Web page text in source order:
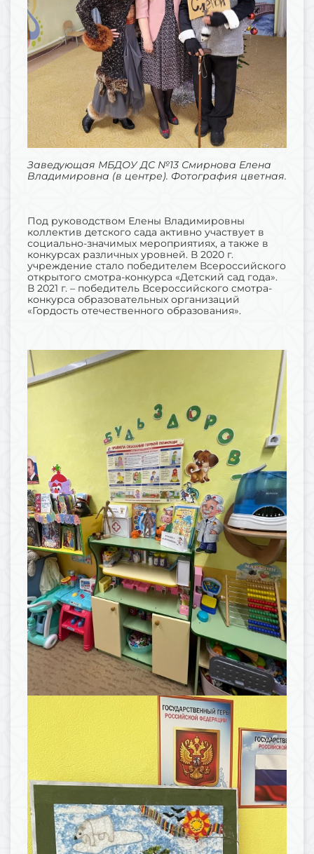
Заведующая МБДОУ ДС №13 Смирнова Елена
Владимировна (в центре). Фотография цветная.
Под руководством Елены Владимировны
коллектив детского сада активно участвует в
социально-значимых мероприятиях, а также в
конкурсах различных уровней. В 2020 г.
учреждение стало победителем Всероссийского
открытого смотра-конкурса «Детский сад года».
В 2021 г. – победитель Всероссийского смотра-
конкурса образовательных организаций
«Гордость отечественного образования».